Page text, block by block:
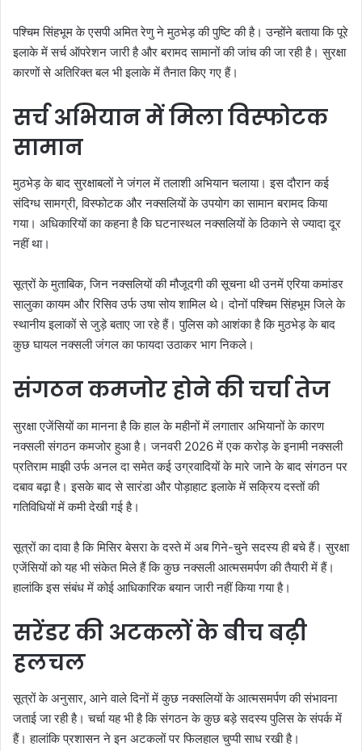
पश्चिम सिंहभूम के एसपी अमित रेणु ने मुठभेड़ की पुष्टि की है। उन्होंने बताया कि पूरे
इलाके में सर्च ऑपरेशन जारी है और बरामद सामानों की जांच की जा रही है। सुरक्षा
कारणों से अतिरिक्त बल भी इलाके में तैनात किए गए हैं।
सर्च अभियान में मिला विस्फोटक
सामान
मुठभेड़ के बाद सुरक्षाबलों ने जंगल में तलाशी अभियान चलाया। इस दौरान कई
संदिग्ध सामग्री, विस्फोटक और नक्सलियों के उपयोग का सामान बरामद किया
गया। अधिकारियों का कहना है कि घटनास्थल नक्सलियों के ठिकाने से ज्यादा दूर
नहीं था।
सूत्रों के मुताबिक, जिन नक्सलियों की मौजूदगी की सूचना थी उनमें एरिया कमांडर
सालुका कायम और रिसिव उर्फ उषा सोय शामिल थे। दोनों पश्चिम सिंहभूम जिले के
स्थानीय इलाकों से जुड़े बताए जा रहे हैं। पुलिस को आशंका है कि मुठभेड़ के बाद
कुछ घायल नक्सली जंगल का फायदा उठाकर भाग निकले।
संगठन कमजोर होने की चर्चा तेज
सुरक्षा एजेंसियों का मानना है कि हाल के महीनों में लगातार अभियानों के कारण
नक्सली संगठन कमजोर हुआ है। जनवरी 2026 में एक करोड़ के इनामी नक्सली
प्रतिराम माझी उर्फ अनल दा समेत कई उग्रवादियों के मारे जाने के बाद संगठन पर
दबाव बढ़ा है। इसके बाद से सारंडा और पोड़ाहाट इलाके में सक्रिय दस्तों की
गतिविधियों में कमी देखी गई है।
सूत्रों का दावा है कि मिसिर बेसरा के दस्ते में अब गिने-चुने सदस्य ही बचे हैं। सुरक्षा
एजेंसियों को यह भी संकेत मिले हैं कि कुछ नक्सली आत्मसमर्पण की तैयारी में हैं।
हालांकि इस संबंध में कोई आधिकारिक बयान जारी नहीं किया गया है।
सरेंडर की अटकलों के बीच बढ़ी
हलचल
सूत्रों के अनुसार, आने वाले दिनों में कुछ नक्सलियों के आत्मसमर्पण की संभावना
जताई जा रही है। चर्चा यह भी है कि संगठन के कुछ बड़े सदस्य पुलिस के संपर्क में
हैं। हालांकि प्रशासन ने इन अटकलों पर फिलहाल चुप्पी साध रखी है।